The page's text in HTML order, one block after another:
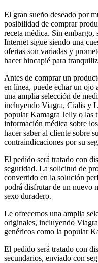
El gran sueño deseado por
posibilidad de comprar
receta médica. Sin embargo,
Internet sigue siendo una
ofertas son variadas y
hacer hincapié para
Antes de comprar un
en línea, puede echar un ojo
una amplia selección de
incluyendo Viagra, Cialis y
popular Kamagra Jelly o las
información médica sobre
hacer saber al cliente sobre
contraindicaciones por su
El pedido será tratado con
seguridad. La solicitud de
convertido en la solución
podrá disfrutar de un nuevo
sexo duradero.
Le ofrecemos una amplia
originales, incluyendo
genéricos como la popular
El pedido será tratado con
secundarios, enviado con